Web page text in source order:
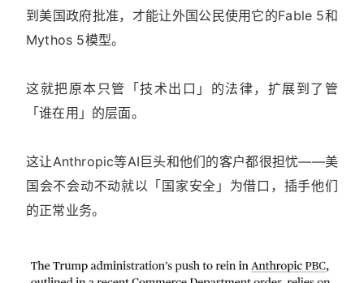
到美国政府批准，才能让外国公民使用它的Fable 5和
Mythos 5模型。
这就把原本只管「技术出口」的法律，扩展到了管
「谁在用」的层面。
这让Anthropic等AI巨头和他们的客户都很担忧——美
国会不会动不动就以「国家安全」为借口，插手他们
的正常业务。